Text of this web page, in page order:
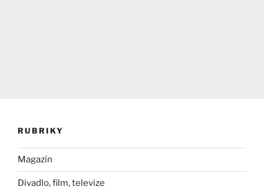
RUBRIKY
Magazín
Divadlo, film, televize